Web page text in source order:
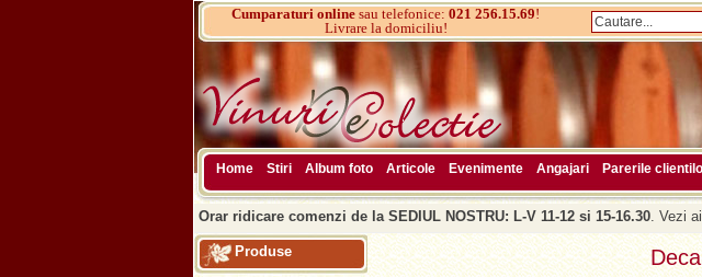
Cumparaturi online sau telefonice: 021 256.15.69!
Livrare la domiciliu!
Home Stiri Album foto Articole Evenimente Angajari Parerile
Orar ridicare comenzi de la SEDIUL NOSTRU: L-V 11-12 si 15-16.30. Vezi
Produse